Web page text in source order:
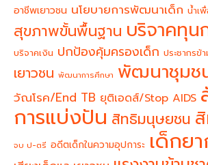
อาชีพเยาวชน นโยบายการพัฒนาเด็ก น้ำเ
สุขภาพขั้นพื้นฐาน บริจาคทุน
บริจาคเงิน ปกป้องคุ้มครองเด็ก ประชากรข้
เยาวชน พัฒนาการศึกษา พัฒนาชุมช
วัณโรค/End TB ยุติเอดส์/Stop AIDS
การแบ่งปัน สิทธิมนุษยชน
จบ ป-ตรี อดีตเด็กในความอุปการะ เด็กยา